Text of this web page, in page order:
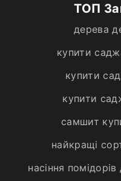
ТОП
дерева
купити
купити
купити
самшит
найкращі
насіння